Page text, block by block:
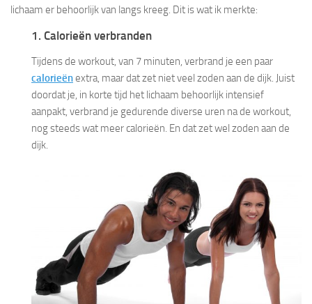
lichaam er behoorlijk van langs kreeg. Dit is wat ik merkte:
1. Calorieën verbranden
Tijdens de workout, van 7 minuten, verbrand je een paar
calorieënextra, maar dat zet niet veel zoden aan de dijk. Juist
doordat je, in korte tijd het lichaam behoorlijk intensief
aanpakt, verbrand je gedurende diverse uren na de workout,
nog steeds wat meer calorieën. En dat zet wel zoden aan de
dijk.